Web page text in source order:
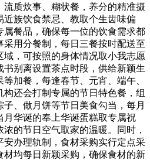
流质炊事、糊状餐，养分的精准摄
近族饮食禁忌、教取个生齿味偏
餐品，确保每一位的饮食需求都
用分餐制，每日三餐按时配送至
域，可按照的身体情况取小我志愿
别离设置茶点时段，供给新颖生
加餐，每逢春节、元宵、端午、
还会打制专属的节日特色餐，组
、做月饼等节日美食勾当，每月
月华诞的奉上华诞蛋糕取专属祝
的节日空气取家的温暖。同时，
办理轨制，食材采购实行定点采
材均每日新颖采购，确保食材的新